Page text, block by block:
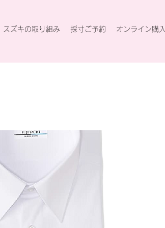
スズキの取り組み 採寸ご予約 オンライン購入